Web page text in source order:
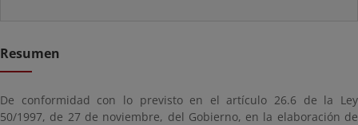
Resumen
De conformidad con lo previsto en el artículo 26.6 de la Ley
50/1997, de 27 de noviembre, del Gobierno, en la elaboración de